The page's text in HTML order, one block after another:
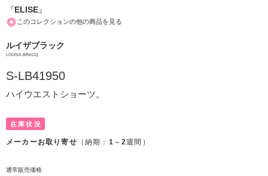
『ELISE』
このコレクションの他の商品を見る
ルイザブラック
LOUISA BRACQ
S-LB41950
ハイウエストショーツ。
在庫状況
メーカーお取り寄せ （納期： 1 ～2週間）
通常販売価格